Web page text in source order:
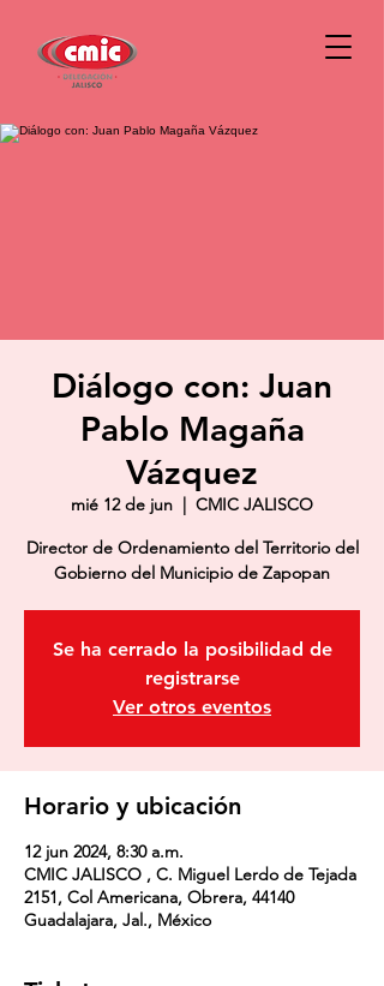
Diálogo con: Juan
Pablo Magaña
Vázquez
mié 12 de jun
  |
CMIC JALISCO
Director de Ordenamiento del Territorio del
Gobierno del Municipio de Zapopan
Se ha cerrado la posibilidad de
registrarse
Ver otros eventos
Horario y ubicación
12 jun 2024, 8:30 a.m.
CMIC JALISCO , C. Miguel Lerdo de Tejada
2151, Col Americana, Obrera, 44140
Guadalajara, Jal., México